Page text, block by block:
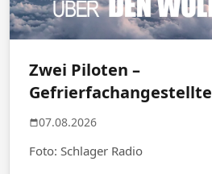
Zwei Piloten –
Gefrierfachangestellte
07.08.2026
Foto: Schlager Radio